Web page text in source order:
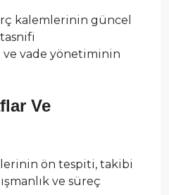
kalemlerinin güncel
ve vade yönetiminin
Ve
ön tespiti, takibi
ve süreç